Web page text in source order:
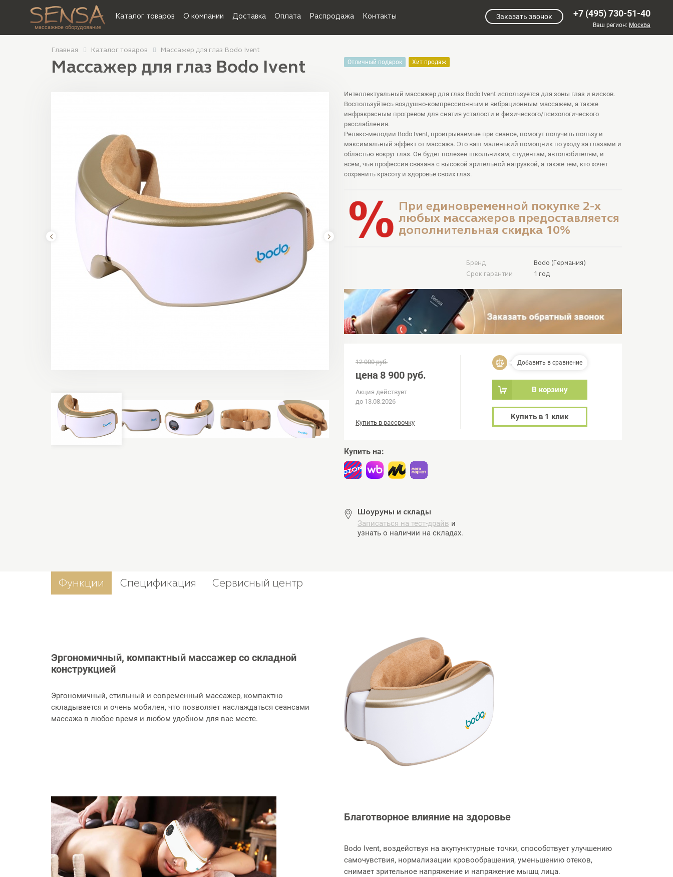
массажное оборудование
Каталог товаров О компании Доставка Оплата Распродажа Контакты +7 (495) 730-51-40
Ваш регион: Москва
Заказать звонок
Главная Каталог товаров Массажер для глаз Bodo Ivent
Массажер для глаз Bodo Ivent Отличный подарок Хит продаж
Интеллектуальный массажер для глаз Bodo Ivent используется для зоны глаз и висков.
Воспользуйтесь воздушно-компрессионным и вибрационным массажем, а также
инфракрасным прогревом для снятия усталости и физического/психологического
расслабления.
Релакс-мелодии Bodo Ivent, проигрываемые при сеансе, помогут получить пользу и
максимальный эффект от массажа. Это ваш маленький помощник по уходу за глазами и
областью вокруг глаз. Он будет полезен школьникам, студентам, автолюбителям, и
всем, чья профессия связана с высокой зрительной нагрузкой, а также тем, кто хочет
сохранить красоту и здоровье своих глаз.
При единовременной покупке 2-х
любых массажеров предоставляется
дополнительная скидка 10%
Бренд
Bodo (Германия)
Срок гарантии
1 год
12 000 руб.
цена 8 900 руб.
Акция действует
до 13.08.2026
Купить в рассрочку
Добавить в сравнение
В корзину
Купить в 1 клик
Купить на:
Шоурумы и склады
Записаться на тест-драйв и
узнать о наличии на складах.
Функции Спецификация Сервисный центр
Эргономичный, компактный массажер со складной
конструкцией
Эргономичный, стильный и современный массажер, компактно
складывается и очень мобилен, что позволяет наслаждаться сеансами
массажа в любое время и любом удобном для вас месте.
Благотворное влияние на здоровье
Bodo Ivent, воздействуя на акупунктурные точки, способствует улучшению
самочувствия, нормализации кровообращения, уменьшению отеков,
снимает зрительное напряжение и напряжение мышц лица.